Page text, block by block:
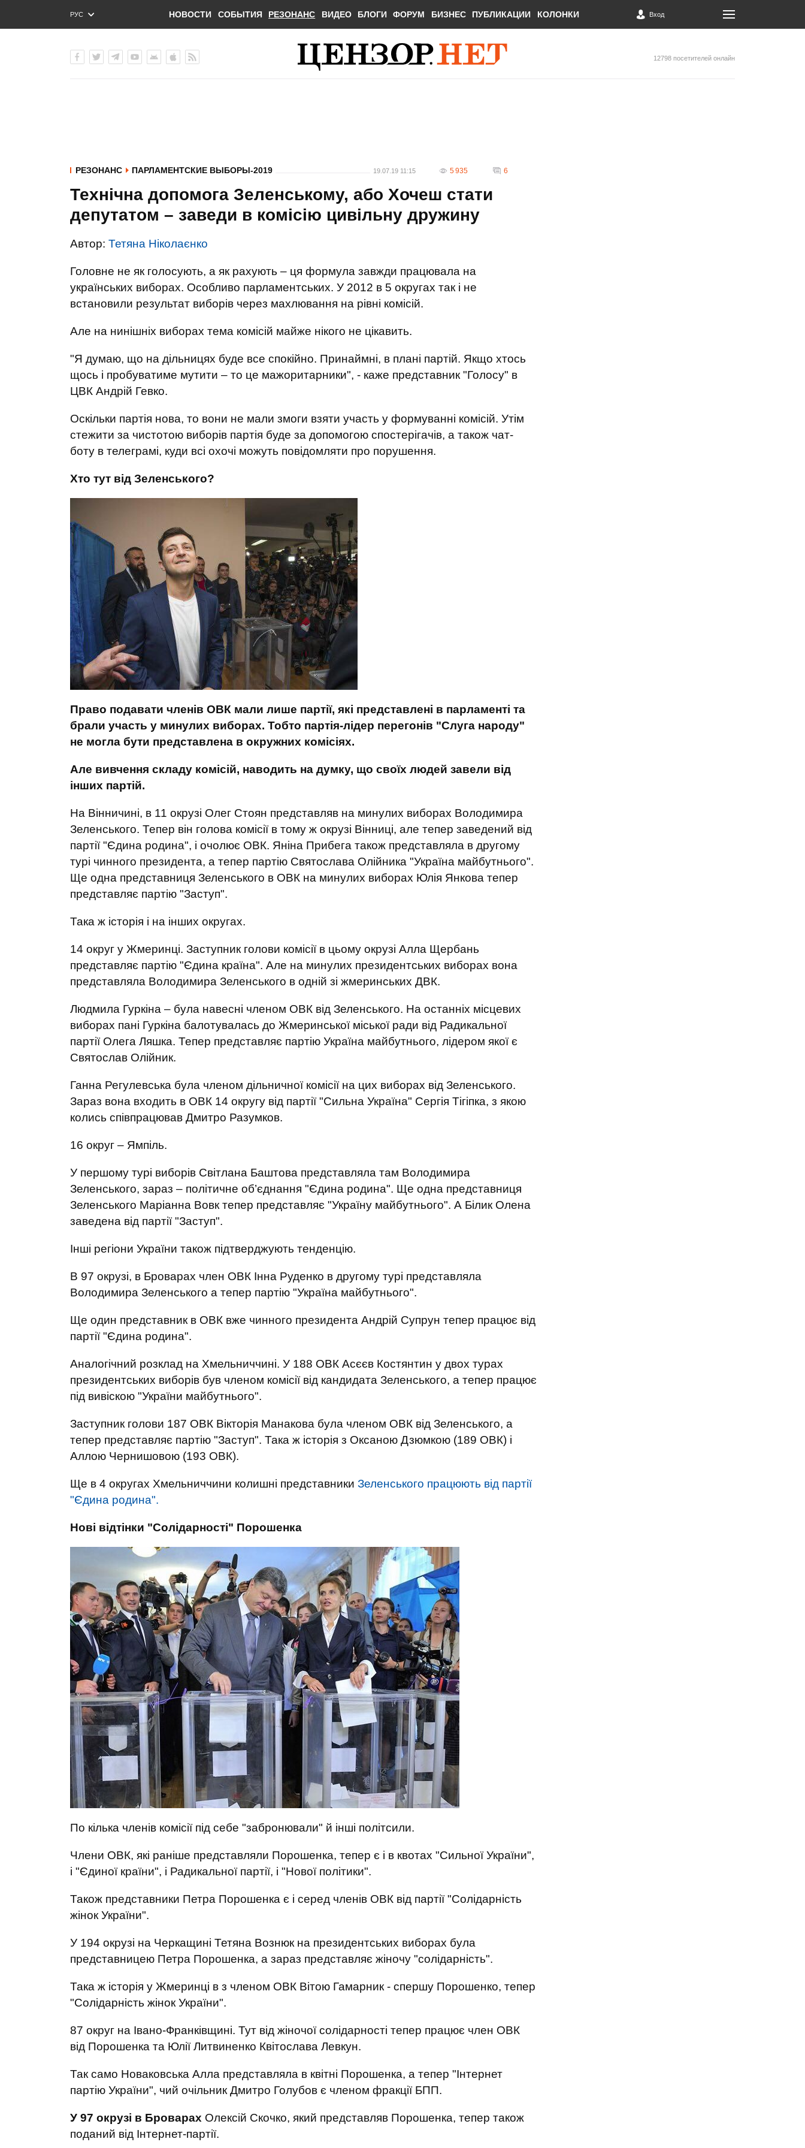
РУС
ENG
НОВОСТИ СОБЫТИЯ РЕЗОНАНС ВИДЕО БЛОГИ ФОРУМ БИЗНЕС ПУБЛИКАЦИИ КОЛОНКИ Вход
12798 посетителей онлайн
РЕЗОНАНС ПАРЛАМЕНТСКИЕ ВЫБОРЫ-2019 19.07.19 11:15 5 935 6
Технічна допомога Зеленському, або Хочеш стати
депутатом – заведи в комісію цивільну дружину
Автор: Тетяна Ніколаєнко
Головне не як голосують, а як рахують – ця формула завжди працювала на
українських виборах. Особливо парламентських. У 2012 в 5 округах так і не
встановили результат виборів через махлювання на рівні комісій.
Але на нинішніх виборах тема комісій майже нікого не цікавить.
"Я думаю, що на дільницях буде все спокійно. Принаймні, в плані партій. Якщо хтось
щось і пробуватиме мутити – то це мажоритарники", - каже представник "Голосу" в
ЦВК Андрій Гевко.
Оскільки партія нова, то вони не мали змоги взяти участь у формуванні комісій. Утім
стежити за чистотою виборів партія буде за допомогою спостерігачів, а також чат-
боту в телеграмі, куди всі охочі можуть повідомляти про порушення.
Хто тут від Зеленського?
Право подавати членів ОВК мали лише партії, які представлені в парламенті та
брали участь у минулих виборах. Тобто партія-лідер перегонів "Слуга народу"
не могла бути представлена в окружних комісіях.
Але вивчення складу комісій, наводить на думку, що своїх людей завели від
інших партій.
На Вінничині, в 11 окрузі Олег Стоян представляв на минулих виборах Володимира
Зеленського. Тепер він голова комісії в тому ж окрузі Вінниці, але тепер заведений від
партії "Єдина родина", і очолює ОВК. Яніна Прибега також представляла в другому
турі чинного президента, а тепер партію Святослава Олійника "Україна майбутнього".
Ще одна представниця Зеленського в ОВК на минулих виборах Юлія Янкова тепер
представляє партію "Заступ".
Така ж історія і на інших округах.
14 округ у Жмеринці. Заступник голови комісії в цьому окрузі Алла Щербань
представляє партію "Єдина країна". Але на минулих президентських виборах вона
представляла Володимира Зеленського в одній зі жмеринських ДВК.
Людмила Гуркіна – була навесні членом ОВК від Зеленського. На останніх місцевих
виборах пані Гуркіна балотувалась до Жмеринської міської ради від Радикальної
партії Олега Ляшка. Тепер представляє партію Україна майбутнього, лідером якої є
Святослав Олійник.
Ганна Регулевська була членом дільничної комісії на цих виборах від Зеленського.
Зараз вона входить в ОВК 14 округу від партії "Сильна Україна" Сергія Тігіпка, з якою
колись співпрацював Дмитро Разумков.
16 округ – Ямпіль.
У першому турі виборів Світлана Баштова представляла там Володимира
Зеленського, зараз – політичне об’єднання "Єдина родина". Ще одна представниця
Зеленського Маріанна Вовк тепер представляє "Україну майбутнього". А Білик Олена
заведена від партії "Заступ".
Інші регіони України також підтверджують тенденцію.
В 97 окрузі, в Броварах член ОВК Інна Руденко в другому турі представляла
Володимира Зеленського а тепер партію "Україна майбутнього".
Ще один представник в ОВК вже чинного президента Андрій Супрун тепер працює від
партії "Єдина родина".
Аналогічний розклад на Хмельниччині. У 188 ОВК Асєєв Костянтин у двох турах
президентських виборів був членом комісії від кандидата Зеленського, а тепер працює
під вивіскою "України майбутнього".
Заступник голови 187 ОВК Вікторія Манакова була членом ОВК від Зеленського, а
тепер представляє партію "Заступ". Така ж історія з Оксаною Дзюмкою (189 ОВК) і
Аллою Чернишовою (193 ОВК).
Ще в 4 округах Хмельниччини колишні представники Зеленського працюють від партії
"Єдина родина".
Нові відтінки "Солідарності" Порошенка
По кілька членів комісії під себе "забронювали" й інші політсили.
Члени ОВК, які раніше представляли Порошенка, тепер є і в квотах "Сильної України",
і "Єдиної країни", і Радикальної партії, і "Нової політики".
Також представники Петра Порошенка є і серед членів ОВК від партії "Солідарність
жінок України".
У 194 окрузі на Черкащині Тетяна Вознюк на президентських виборах була
представницею Петра Порошенка, а зараз представляє жіночу "солідарність".
Така ж історія у Жмеринці в з членом ОВК Вітою Гамарник - спершу Порошенко, тепер
"Солідарність жінок України".
87 округ на Івано-Франківщині. Тут від жіночої солідарності тепер працює член ОВК
від Порошенка та Юлії Литвиненко Квітослава Левкун.
Так само Новаковська Алла представляла в квітні Порошенка, а тепер "Інтернет
партію України", чий очільник Дмитро Голубов є членом фракції БПП.
У 97 окрузі в Броварах Олексій Скочко, який представляв Порошенка, тепер також
поданий від Інтернет-партії.